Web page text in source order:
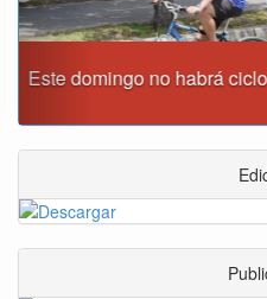
Reporte del tiempo